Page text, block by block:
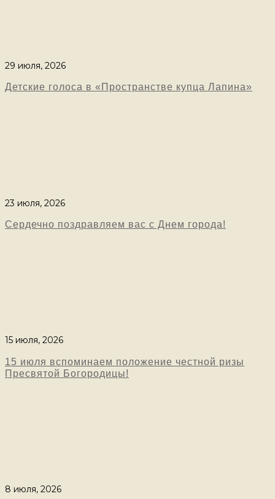
29 июля, 2026
Детские голоса в «Пространстве купца Лапина»
23 июля, 2026
Сердечно поздравляем вас с Днем города!
15 июля, 2026
15 июля вспоминаем положение честной ризы
Пресвятой Богородицы!
8 июля, 2026